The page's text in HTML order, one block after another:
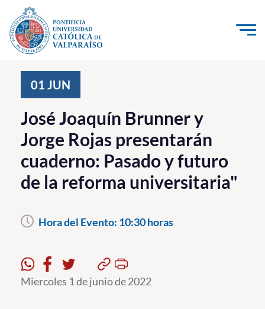
Click acá para ir directamente al contenido
Investigación, Creación e Innovación
PUCV Internacional
Vinculación con el Medio
Admisión
Pregrado
Formación Continua
01 JUN
José Joaquín Brunner y
Jorge Rojas presentarán
cuaderno: Pasado y futuro
de la reforma universitaria"
Hora del Evento: 10:30 horas
Miercoles 1 de junio de 2022